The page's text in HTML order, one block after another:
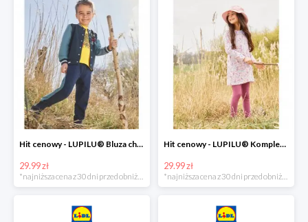
Hit cenowy - LUPILU® Bluza chłopięca w stylu college
29.99 zł
*najniższa cena z 30 dni przed obniżką
Hit cenowy - LUPILU® Komplet dziewczęcy (sukienka + legginsy)
29.99 zł
*najniższa cena z 30 dni przed obniżką